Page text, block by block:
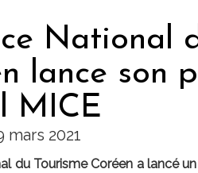
National
lance son
MICE
mars 2021
du Tourisme Coréen a lancé